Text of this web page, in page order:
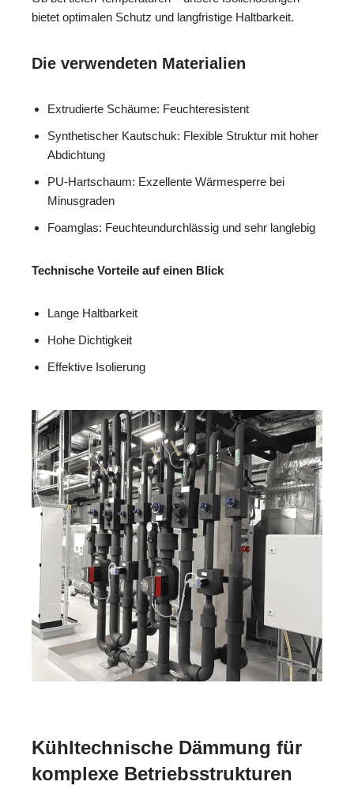
bietet optimalen Schutz und langfristige Haltbarkeit.
Die verwendeten Materialien
Extrudierte Schäume: Feuchteresistent
Synthetischer Kautschuk: Flexible Struktur mit hoher
Abdichtung
PU-Hartschaum: Exzellente Wärmesperre bei
Minusgraden
Foamglas: Feuchteundurchlässig und sehr langlebig
Technische Vorteile auf einen Blick
Lange Haltbarkeit
Hohe Dichtigkeit
Effektive Isolierung
Kühltechnische Dämmung für
komplexe Betriebsstrukturen